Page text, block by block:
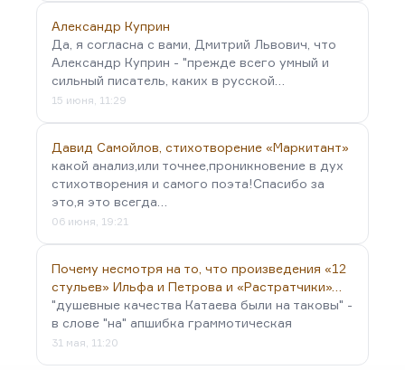
Александр Куприн
Да, я согласна с вами, Дмитрий Львович, что
Александр Куприн - "прежде всего умный и
сильный писатель, каких в русской…
15 июня, 11:29
Давид Самойлов, стихотворение «Маркитант»
какой анализ,или точнее,проникновение в дух
стихотворения и самого поэта!Спасибо за
это,я это всегда…
06 июня, 19:21
Почему несмотря на то, что произведения «12
стульев» Ильфа и Петрова и «Растратчики»…
"душевные качества Катаева были на таковы" -
в слове "на" апшибка граммотическая
31 мая, 11:20